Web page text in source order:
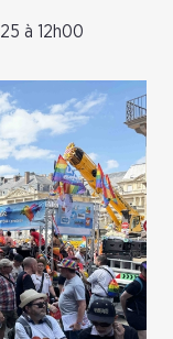
à 12h00